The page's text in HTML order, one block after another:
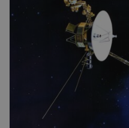
dohled. Plastový svět
barbíny, sami […]